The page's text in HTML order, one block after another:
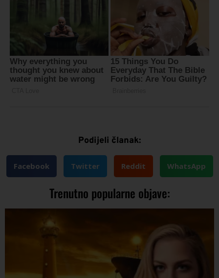
Podijeli članak:
Facebook Twitter Reddit WhatsApp
Trenutno popularne objave: